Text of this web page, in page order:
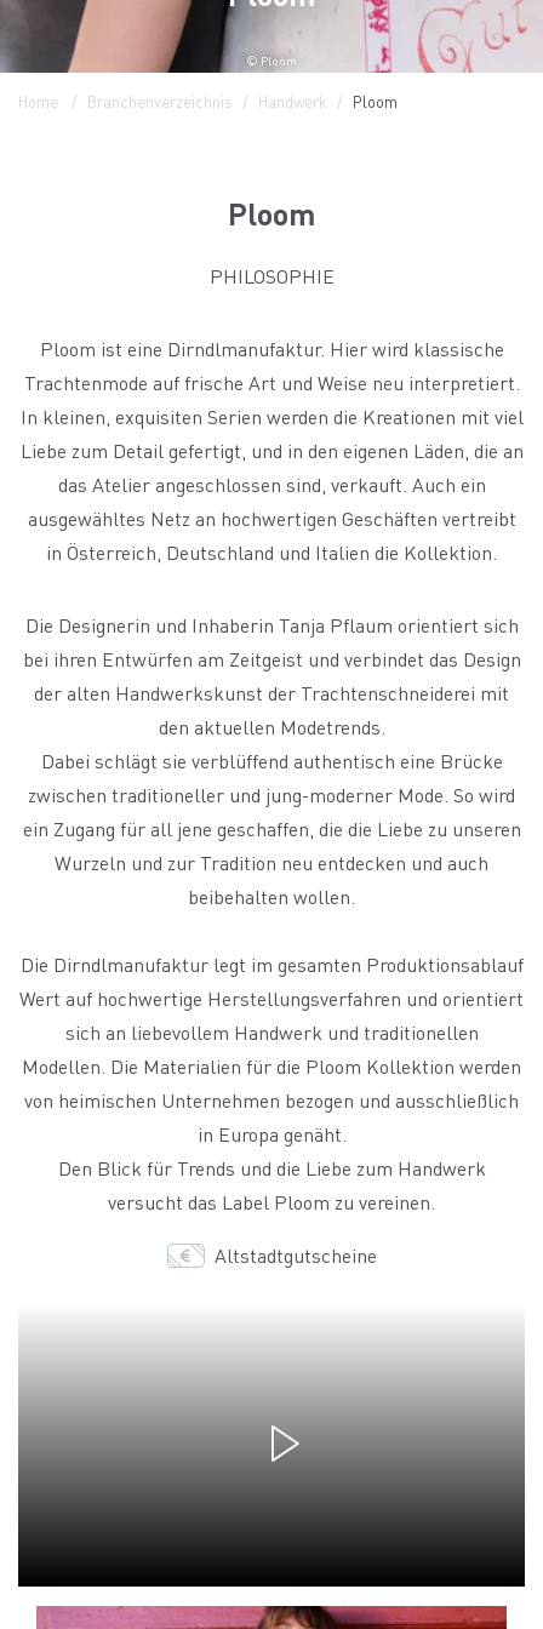
© Ploom
Home Branchenverzeichnis Handwerk Ploom
Ploom
PHILOSOPHIE
Ploom ist eine Dirndlmanufaktur. Hier wird klassische
Trachtenmode auf frische Art und Weise neu interpretiert.
In kleinen, exquisiten Serien werden die Kreationen mit viel
Liebe zum Detail gefertigt, und in den eigenen Läden, die an
das Atelier angeschlossen sind, verkauft. Auch ein
ausgewähltes Netz an hochwertigen Geschäften vertreibt
in Österreich, Deutschland und Italien die Kollektion.
Die Designerin und Inhaberin Tanja Pflaum orientiert sich
bei ihren Entwürfen am Zeitgeist und verbindet das Design
der alten Handwerkskunst der Trachtenschneiderei mit
den aktuellen Modetrends.
Dabei schlägt sie verblüffend authentisch eine Brücke
zwischen traditioneller und jung-moderner Mode. So wird
ein Zugang für all jene geschaffen, die die Liebe zu unseren
Wurzeln und zur Tradition neu entdecken und auch
beibehalten wollen.
Die Dirndlmanufaktur legt im gesamten Produktionsablauf
Wert auf hochwertige Herstellungsverfahren und orientiert
sich an liebevollem Handwerk und traditionellen
Modellen. Die Materialien für die Ploom Kollektion werden
von heimischen Unternehmen bezogen und ausschließlich
in Europa genäht.
Den Blick für Trends und die Liebe zum Handwerk
versucht das Label Ploom zu vereinen.
Altstadtgutscheine